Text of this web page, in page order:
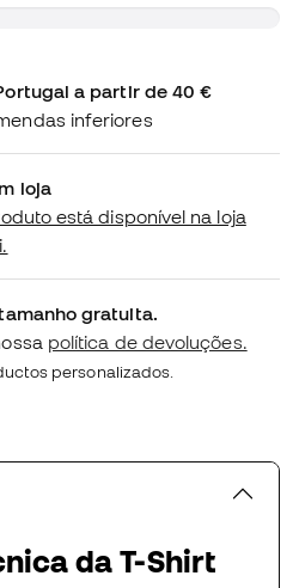
a partir de 40 €
inferiores
loja
está disponível na loja
gratuita.
política de devoluções.
personalizados.
da T-Shirt